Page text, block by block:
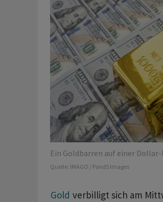
Ein Goldbarren auf einer
Quelle: IMAGO / Pond5 Images
Gold verbilligt sich am